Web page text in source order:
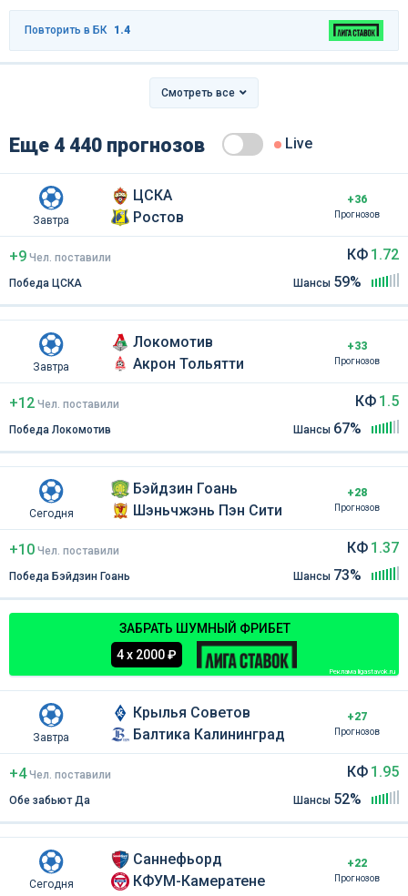
Повторить в БК 1.4
Смотреть все
Еще 4 440 прогнозов Live
Завтра
ЦСКА
Ростов
+36
Прогнозов
+9 Чел поставили
Победа ЦСКА
КФ 1.72
Шансы 59%
Завтра
Локомотив
Акрон Тольятти
+33
Прогнозов
+12 Чел поставили
Победа Локомотив
КФ 1.5
Шансы 67%
Сегодня
Бэйдзин Гоань
Шэньчжэнь Пэн Сити
+28
Прогнозов
+10 Чел поставили
Победа Бэйдзин Гоань
КФ 1.37
Шансы 73%
ЗАБРАТЬ ШУМНЫЙ ФРИБЕТ
4 х 2000 ₽
Реклама ligastavok.ru
Завтра
Крылья Советов
Балтика Калининград
+27
Прогнозов
+4 Чел поставили
Обе забьют Да
КФ 1.95
Шансы 52%
Сегодня
Саннефьорд
КФУМ-Камератене
+22
Прогнозов